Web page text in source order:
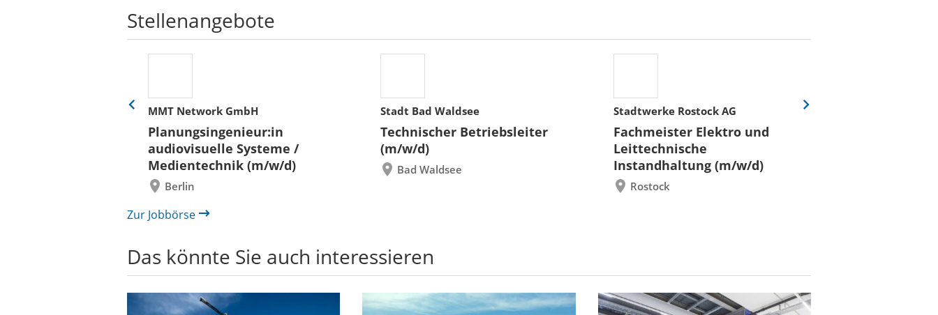
Stellenangebote
MMT Network GmbH
Planungsingenieur:in
audiovisuelle Systeme /
Medientechnik (m/w/d)
Berlin
Stadt Bad Waldsee
Technischer Betriebsleiter
(m/w/d)
Bad Waldsee
Stadtwerke Rostock AG
Fachmeister Elektro und
Leittechnische
Instandhaltung (m/w/d)
Rostock
Eine
zurück
Eine
Zur Jobbörse
Das könnte Sie auch interessieren